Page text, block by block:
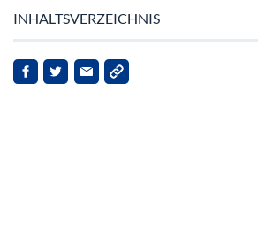
INHALTSVERZEICHNIS
Ethenas jüngste Performance und